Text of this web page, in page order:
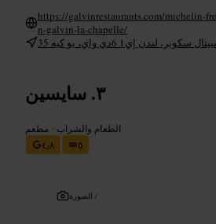
https://galvinrestaurants.com/michelin-
n-galvin-la-chapelle/
سكوير، لندن إي1 6دي واي، يو كيه
سايسين
الطعام والشراب • مطعم
٤٫٨
٥
الصورة /